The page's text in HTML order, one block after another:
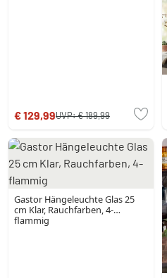
€ 129,99UVP:€ 189,99
Gastor Hängeleuchte Glas 25
cm Klar, Rauchfarben, 4-
flammig